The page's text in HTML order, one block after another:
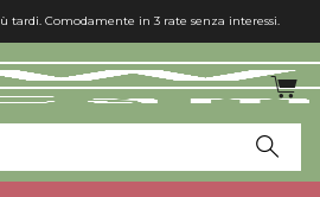
tardi. Comodamente in 3 rate senza interessi.